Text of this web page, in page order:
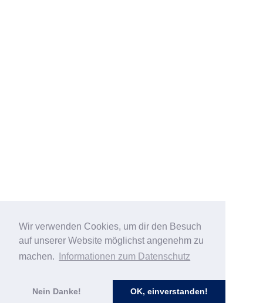
Wir verwenden Cookies, um dir den Besuch
auf unserer Website möglichst angenehm zu
machen.
Informationen zum Datenschutz
Nein Danke! OK, einverstanden!